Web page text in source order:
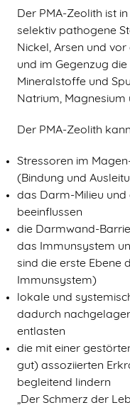
Der PMA-Zeolith ist
selektiv pathogene
Nickel, Arsen und
und im Gegenzug
Mineralstoffe und
Natrium, Magnesium
Der PMA-Zeolith
Stressoren im
(Bindung und
das Darm-Milieu
beeinflussen
die Darmwand-
das Immunsystem
sind die erste Ebene
Immunsystem)
lokale und
dadurch
entlasten
die mit einer
gut) assoziierten
begleitend lindern
„Der Schmerz der